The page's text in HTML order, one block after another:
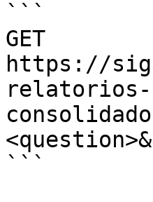
```
GET
https://
```